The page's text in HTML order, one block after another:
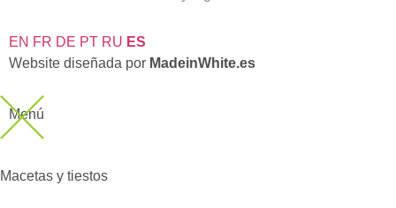
EN FR DE PT RU ES
Website diseñada por MadeinWhite.es
Menú
Macetas y tiestos